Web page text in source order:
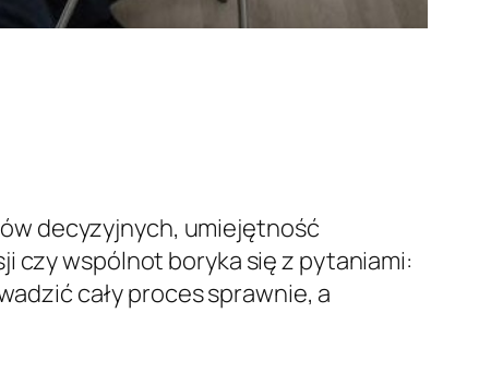
decyzyjnych, umiejętność
czy wspólnot boryka się z pytaniami:
cały proces sprawnie, a